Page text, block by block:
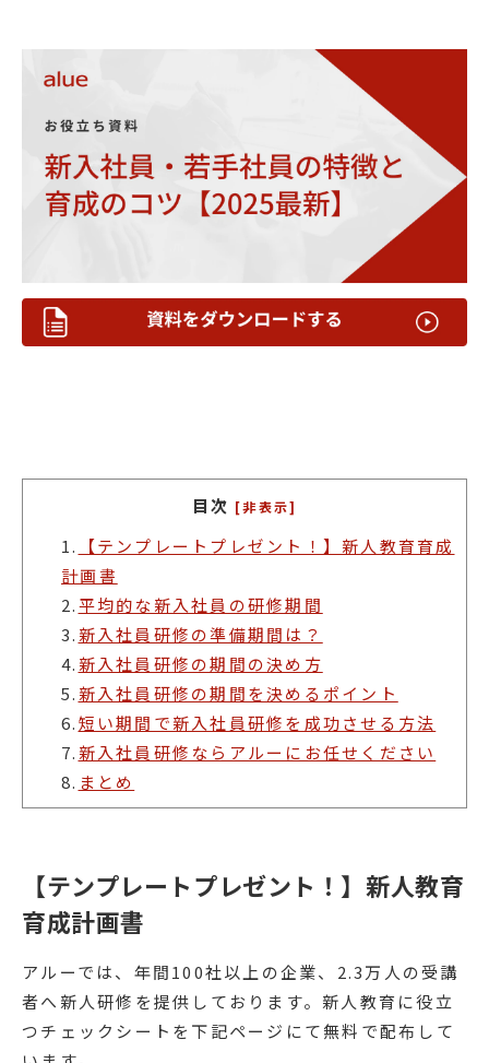
目次 [非表示]
1.
【テンプレートプレゼント！】新人教育育成
計画書
2.平均的な新入社員の研修期間
3.新入社員研修の準備期間は？
4.新入社員研修の期間の決め方
5.新入社員研修の期間を決めるポイント
6.短い期間で新入社員研修を成功させる方法
7.新入社員研修ならアルーにお任せください
8. まとめ
【テンプレートプレゼント！】新人教育
育成計画書
アルーでは、年間100社以上の企業、2.3万人の受講
者へ新人研修を提供しております。新人教育に役立
つチェックシートを下記ページにて無料で配布して